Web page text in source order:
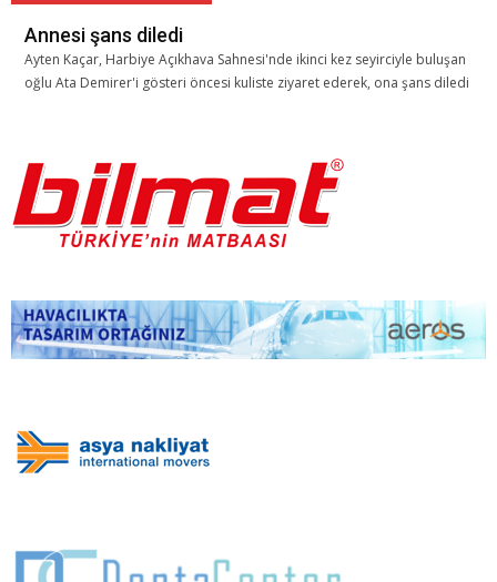
Annesi şans diledi
Ayten Kaçar, Harbiye Açıkhava Sahnesi'nde ikinci kez seyirciyle buluşan
oğlu Ata Demirer'i gösteri öncesi kuliste ziyaret ederek, ona şans diledi